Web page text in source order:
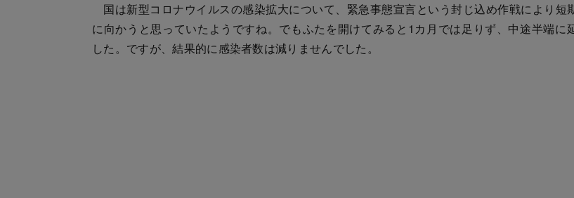
国は新型コロナウイルスの感染拡大について、緊急事態宣言という封じ込め作戦により短
に向かうと思っていたようですね。でもふたを開けてみると1カ月では足りず、中途半端に
した。ですが、結果的に感染者数は減りませんでした。